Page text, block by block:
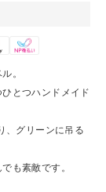
。
とつハンドメイド
、グリーンに吊る
も素敵です。